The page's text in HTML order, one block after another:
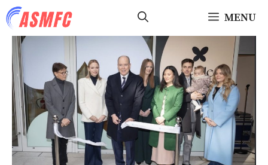
Aller
au
contenu
MENU